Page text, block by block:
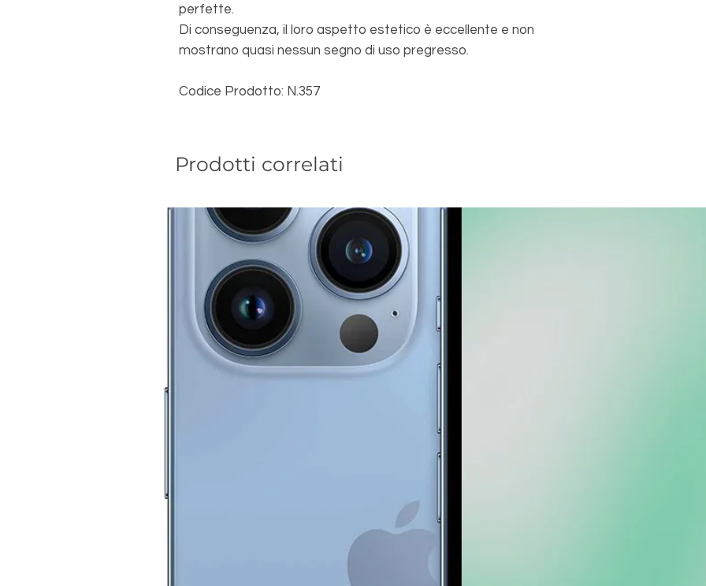
perfette.
Di conseguenza, il loro aspetto estetico è eccellente e non
mostrano quasi nessun segno di uso pregresso.
Codice Prodotto: N.357
Prodotti correlati